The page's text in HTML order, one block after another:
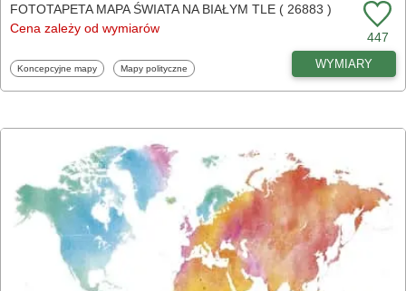
FOTOTAPETA MAPA ŚWIATA NA BIAŁYM TLE ( 26883 )
Cena zależy od wymiarów
447
Fototapety
Koncepcyjne mapy Fototapety
Mapy polityczne WYMIARY